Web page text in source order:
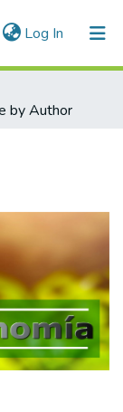
Log In (current)
by Author